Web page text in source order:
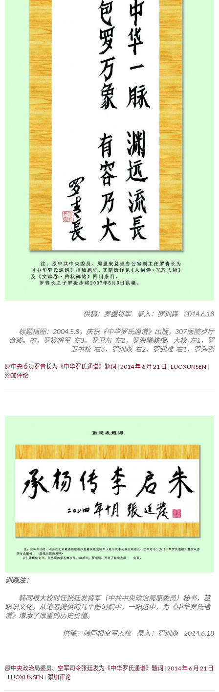
供稿：罗援将军 录入：罗训森 2014.6.18
标题插图：2004.5.8，庆祝《中华罗氏通谱》出版，307医院歺厅
合影。中，罗援将军 左3，罗卫东 左2，罗海曦教授、大校 左1，罗
卫中校 右3，罗训森 右2，罗迎难 右1，罗海燕
原中央委员罗青长为《中华罗氏通谱》题词 2014 年 6 月 21 日
LUOXUNSEN
添加评论
训森注：
韩同根大校时任张廷发将军（中共中央政治局原委员）秘书，慧
眼识文化，从笔者提供的几个题词稿中，一眼选中，为《中华罗氏通
谱》增添了厚重的历史价值。
供稿：韩同根空军大校 录入：罗训森 2014.6.18
原中央政治局委员、空军司令张廷发为《中华罗氏通谱》题词 2014 年 6 月 21 日
LUOXUNSEN 添加评论